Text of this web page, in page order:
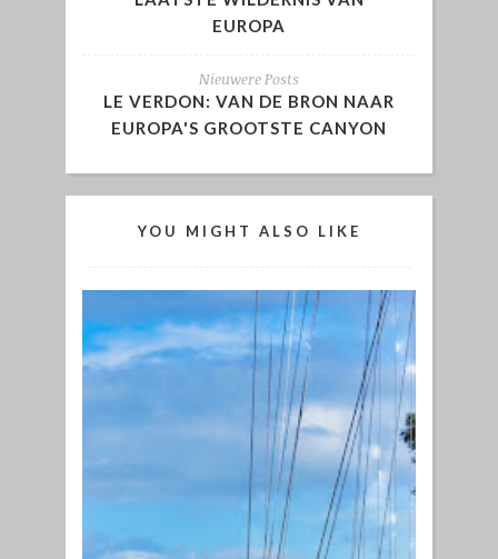
EUROPA
Nieuwere Posts
LE VERDON: VAN DE BRON NAAR
EUROPA'S GROOTSTE CANYON
YOU MIGHT ALSO LIKE